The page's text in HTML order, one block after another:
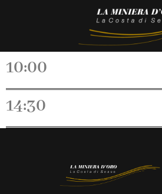
10:00
14:30